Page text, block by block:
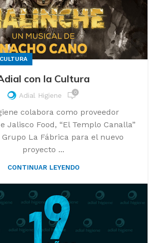
CULTURA
con la Cultura
Adial Higiene 0
colabora como proveedor
Jalisco Food, “El Templo Canalla”
La Fábrica para el nuevo
proyecto ...
CONTINUAR LEYENDO